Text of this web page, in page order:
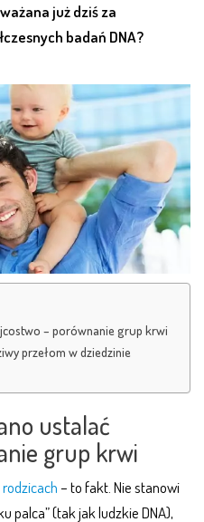
już dziś za
badań DNA?
– porównanie grup krwi
przełom w dziedzinie
ustalać
grup krwi
– to fakt. Nie stanowi
palca” (tak jak ludzkie DNA),